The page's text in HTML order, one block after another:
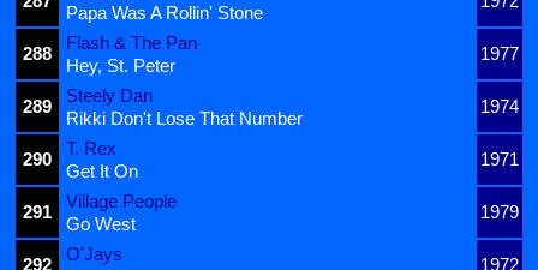
Papa Was A Rollin' Stone
288
Flash & The Pan
1977
Hey, St. Peter
289
Steely Dan
1974
Rikki Don't Lose That Number
290
T. Rex
1971
Get It On
291
Village People
1979
Go West
292
O'Jays
1972